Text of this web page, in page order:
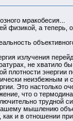
мракобесия...
физикой, а теперь,
излучения
не хватило бы
плотности энергии
неизбежным и
Это настолько
что о
трудной
нашему мышлению
и в отношении